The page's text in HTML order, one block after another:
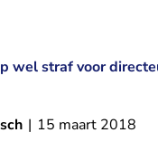
wel straf voor
| 15 maart 2018